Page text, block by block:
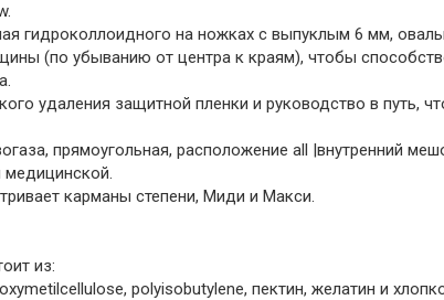
гидроколлоидного на ножках с выпуклым 6 мм,
(по убыванию от центра к краям), чтобы
удаления защитной пленки и руководство в путь,
прямоугольная, расположение all |внутренний
карманы степени, Миди и Макси.
из:
polyisobutylene, пектин, желатин и